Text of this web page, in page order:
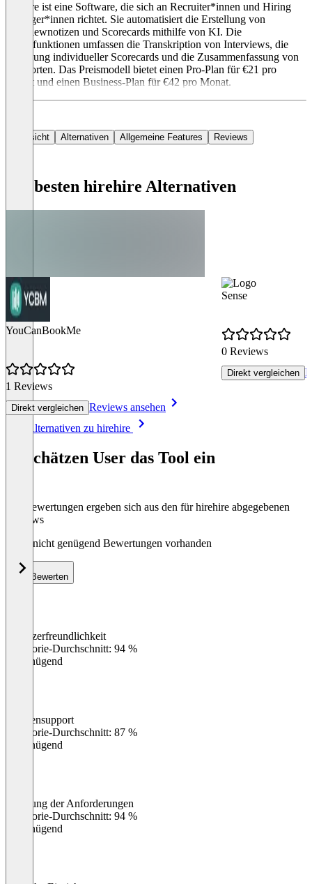
hirehire ist eine Software, die sich an Recruiter*innen und Hiring
Manager*innen richtet. Sie automatisiert die Erstellung von
Interviewnotizen und Scorecards mithilfe von KI. Die
Hauptfunktionen umfassen die Transkription von Interviews, die
Erstellung individueller Scorecards und die Zusammenfassung von
Antworten. Das Preismodell bietet einen Pro-Plan für €21 pro
Monat und einen Business-Plan für €42 pro Monat.
Übersicht Alternativen Allgemeine Features Reviews
Die besten hirehire Alternativen
YouCanBookMe
1 Reviews
Direkt vergleichen Reviews ansehen
Sense
0 Reviews
Direkt vergleichen
Alle Alternativen zu hirehire
So schätzen User das Tool ein
Die Bewertungen ergeben sich aus den für hirehire abgegebenen
Reviews
Noch nicht genügend Bewertungen vorhanden
Bewerten
Benutzerfreundlichkeit
Kategorie-Durchschnitt: 94 %
Ungenügend
Kundensupport
Kategorie-Durchschnitt: 87 %
Ungenügend
Erfüllung der Anforderungen
Kategorie-Durchschnitt: 94 %
Ungenügend